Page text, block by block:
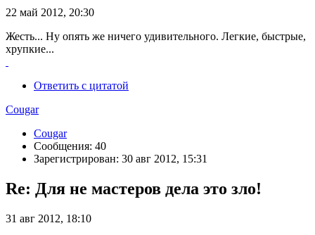
22 май 2012, 20:30
Жесть... Ну опять же ничего удивительного. Легкие, быстрые,
хрупкие...
Ответить с цитатой
Cougar
Cougar
Сообщения: 40
Зарегистрирован: 30 авг 2012, 15:31
Re: Для не мастеров дела это зло!
31 авг 2012, 18:10